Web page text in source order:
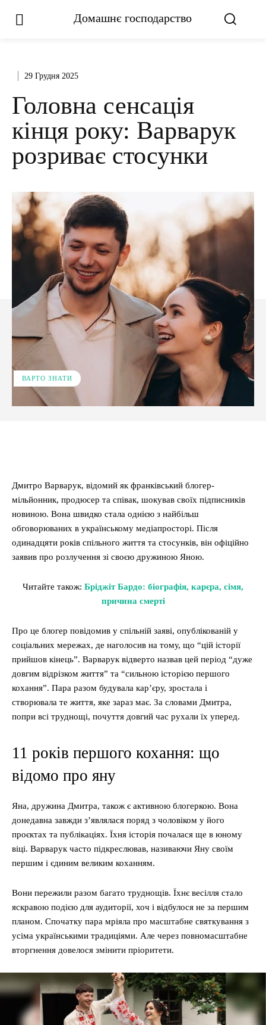
Домашнє господарство
29 Грудня 2025
Головна сенсація
кінця року: Варварук
розриває стосунки
ВАРТО ЗНАТИ
Дмитро Варварук, відомий як франківський блогер-
мільйонник, продюсер та співак, шокував своїх підписників
новиною. Вона швидко стала однією з найбільш
обговорюваних в українському медіапросторі. Після
одинадцяти років спільного життя та стосунків, він офіційно
заявив про розлучення зі своєю дружиною Яною.
Читайте також: Бріджіт Бардо: біографія, карєра, сімя,
причина смерті
Про це блогер повідомив у спільній заяві, опублікованій у
соціальних мережах, де наголосив на тому, що “цій історії
прийшов кінець”. Варварук відверто назвав цей період “дуже
довгим відрізком життя” та “сильною історією першого
кохання”. Пара разом будувала кар’єру, зростала і
створювала те життя, яке зараз має. За словами Дмитра,
попри всі труднощі, почуття довгий час рухали їх уперед.
11 років першого кохання: що
відомо про яну
Яна, дружина Дмитра, також є активною блогеркою. Вона
донедавна завжди з’являлася поряд з чоловіком у його
проєктах та публікаціях. Їхня історія почалася ще в юному
віці. Варварук часто підкреслював, називаючи Яну своїм
першим і єдиним великим коханням.
Вони пережили разом багато труднощів. Їхнє весілля стало
яскравою подією для аудиторії, хоч і відбулося не за першим
планом. Спочатку пара мріяла про масштабне святкування з
усіма українськими традиціями. Але через повномасштабне
вторгнення довелося змінити пріоритети.